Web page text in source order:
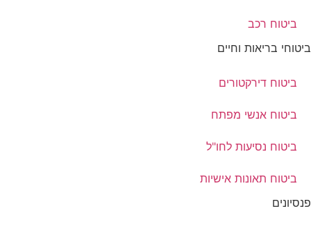
ביטוח רכב
ביטוחי בריאות וחיים
ביטוח דירקטורים
ביטוח אנשי מפתח
ביטוח נסיעות לחו"ל
ביטוח תאונות אישיות
פנסיונים